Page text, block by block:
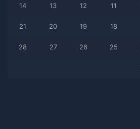
11
12
13
14
18
19
20
21
25
26
27
28